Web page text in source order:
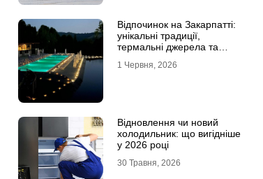
Відпочинок на Закарпатті:
унікальні традиції,
термальні джерела та
1 Червня, 2026
Відновлення чи новий
холодильник: що вигідніше
у 2026 році
30 Травня, 2026